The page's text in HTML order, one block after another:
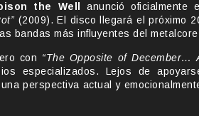
the Well
anunció oficialmente el
(2009). El disco llegará el próximo
bandas más influyentes del
con “The Opposite of December…
especializados. Lejos de
perspectiva actual y